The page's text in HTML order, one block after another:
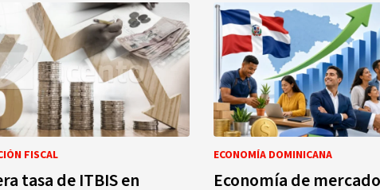
FISCAL
tasa de ITBIS en
ECONOMÍA DOMINICANA
Economía de